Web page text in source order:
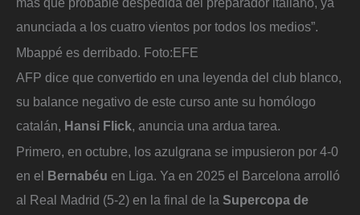
anunciada a los cuatro vientos por todos los medios”.
Mbappé es derribado. Foto:EFE
AFP dice que convertido en una leyenda del club blanco,
su balance negativo de este curso ante su homólogo
catalán, Hansi Flick, anuncia una ardua tarea.
Primero, en octubre, los azulgrana se impusieron por 4-0
en el Bernabéu en Liga. Ya en 2025 el Barcelona arrolló
al Real Madrid (5-2) en la final de la Supercopa de